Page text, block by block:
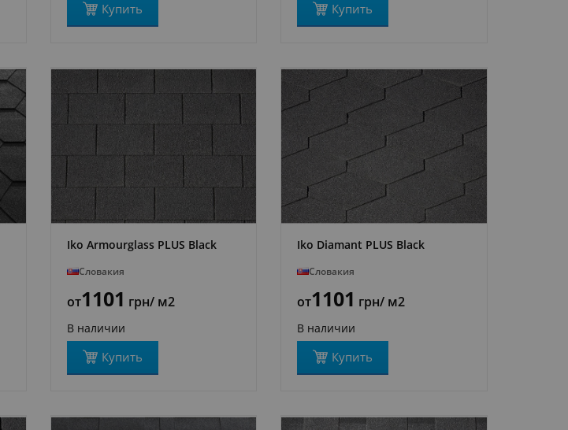
Купить Купить
ПОДРОБНЕЕ
Iko Armourglass PLUS Black
Словакия
от1101 грн/ м2
В наличии
Купить
ПОДРОБНЕЕ
Iko Diamant PLUS Black
Словакия
от1101 грн/ м2
В наличии
Купить